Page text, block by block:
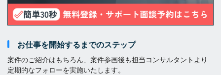
お仕事を開始するまでのステップ
案件のご紹介はもちろん、案件参画後も担当コンサルタントより
定期的なフォローを実施いたします。